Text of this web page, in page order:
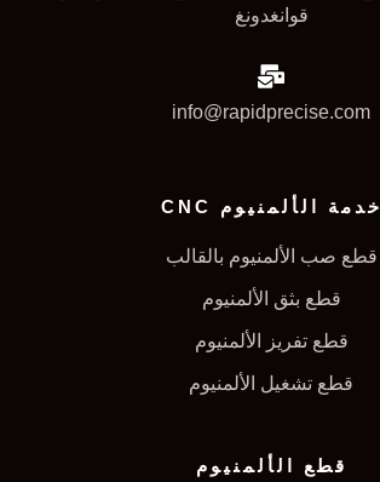
قوانغدونغ
info@rapidprecise.com
خدمة الألمنيوم CNC
قطع صب الألمنيوم بالقالب
قطع بثق الألمنيوم
قطع تفريز الألمنيوم
قطع تشغيل الألمنيوم
قطع الألمنيوم